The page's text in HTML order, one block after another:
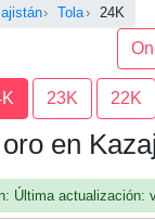
Tola 24K
23K 22K
en
Última actualización: